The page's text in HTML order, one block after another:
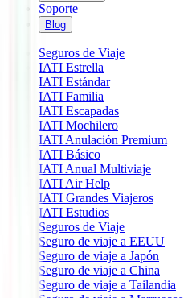
Soporte
Blog
Seguros de Viaje
IATI Estrella
IATI Estándar
IATI Familia
IATI Escapadas
IATI Mochilero
IATI Anulación Premium
IATI Básico
IATI Anual Multiviaje
IATI Air Help
IATI Grandes Viajeros
IATI Estudios
Seguros de Viaje
Seguro de viaje a EEUU
Seguro de viaje a Japón
Seguro de viaje a China
Seguro de viaje a Tailandia